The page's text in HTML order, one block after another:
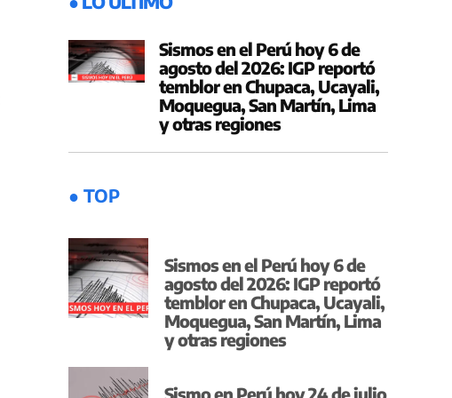
Sismos en el Perú hoy 6 de
agosto del 2026: IGP reportó
temblor en Chupaca, Ucayali,
Moquegua, San Martín, Lima
y otras regiones
● TOP
Sismos en el Perú hoy 6 de
agosto del 2026: IGP reportó
temblor en Chupaca, Ucayali,
Moquegua, San Martín, Lima
y otras regiones
Sismo en Perú hoy 24 de julio